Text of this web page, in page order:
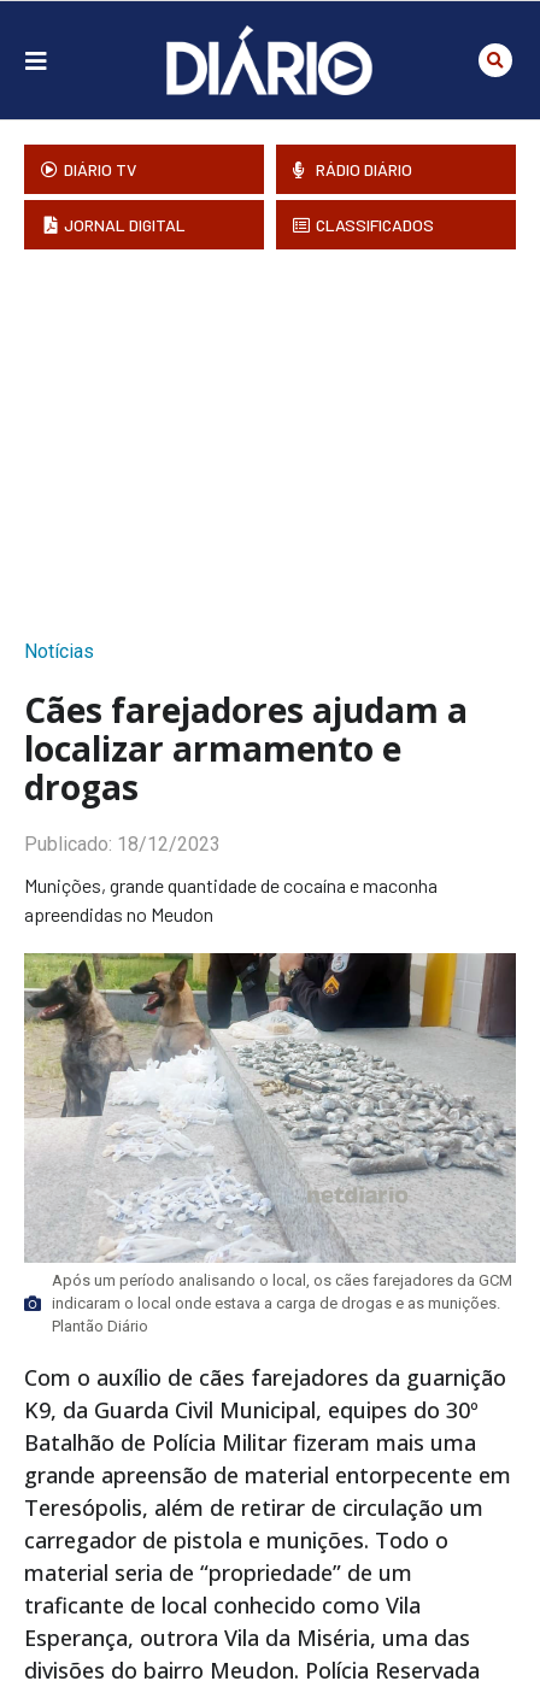
DIÁRIO TV RÁDIO DIÁRIO
JORNAL DIGITAL CLASSIFICADOS
Notícias
Cães farejadores ajudam a
localizar armamento e
drogas
Publicado: 18/12/2023
Munições, grande quantidade de cocaína e maconha
apreendidas no Meudon
Após um período analisando o local, os cães farejadores da GCM
indicaram o local onde estava a carga de drogas e as munições.
Plantão Diário
Com o auxílio de cães farejadores da guarnição
K9, da Guarda Civil Municipal, equipes do 30º
Batalhão de Polícia Militar fizeram mais uma
grande apreensão de material entorpecente em
Teresópolis, além de retirar de circulação um
carregador de pistola e munições. Todo o
material seria de “propriedade” de um
traficante de local conhecido como Vila
Esperança, outrora Vila da Miséria, uma das
divisões do bairro Meudon. Polícia Reservada